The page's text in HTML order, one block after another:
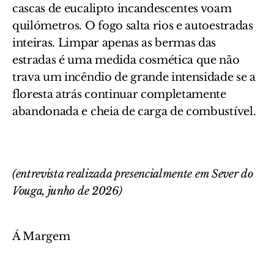
cascas de eucalipto incandescentes voam
quilómetros. O fogo salta rios e autoestradas
inteiras. Limpar apenas as bermas das
estradas é uma medida cosmética que não
trava um incêndio de grande intensidade se a
floresta atrás continuar completamente
abandonada e cheia de carga de combustível.
(entrevista realizada presencialmente em Sever do
Vouga, junho de 2026)
Á Margem